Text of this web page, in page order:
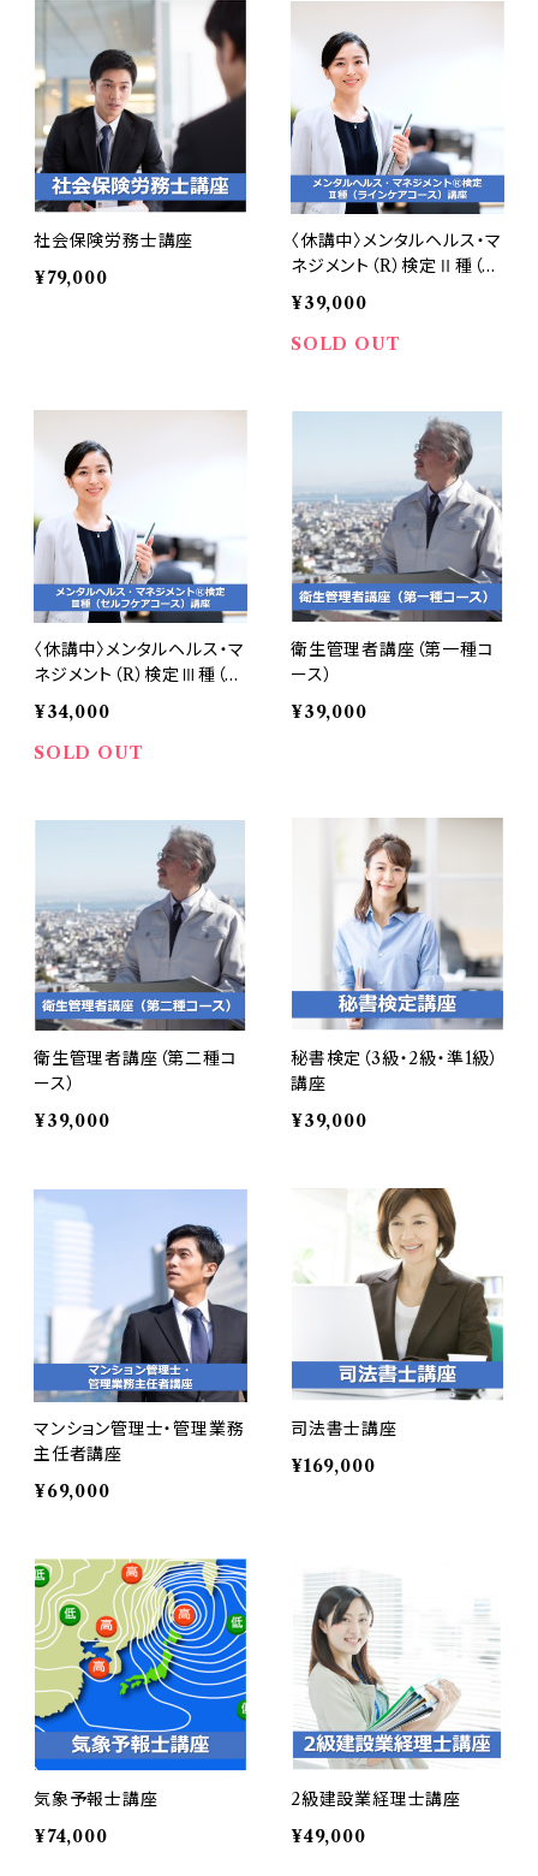
社会保険労務士講座
¥79,000
〈休講中〉メンタルヘルス・マ
ネジメント（R）検定Ⅱ種（ﾗｲ
ﾝｹｱｺｰｽ）講座
¥39,000
SOLD OUT
〈休講中〉メンタルヘルス・マ
ネジメント（R）検定Ⅲ種（ｾﾙ
ﾌｹｱｺｰｽ）講座
¥34,000
SOLD OUT
衛生管理者講座（第一種コ
ース）
¥39,000
衛生管理者講座（第二種コ
ース）
¥39,000
秘書検定（3級・2級・準1級）
講座
¥39,000
マンション管理士・管理業務
主任者講座
¥69,000
司法書士講座
¥169,000
気象予報士講座
¥74,000
2級建設業経理士講座
¥49,000